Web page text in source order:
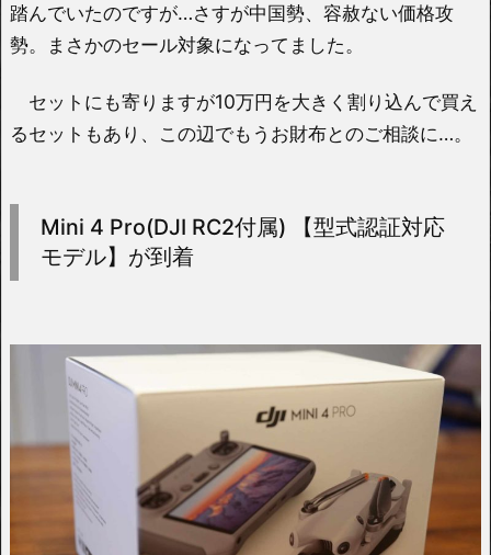
踏んでいたのですが…さすが中国勢、容赦ない価格攻
勢。まさかのセール対象になってました。
セットにも寄りますが10万円を大きく割り込んで買え
るセットもあり、この辺でもうお財布とのご相談に…。
Mini 4 Pro(DJI RC2付属) 【型式認証対応
モデル】が到着